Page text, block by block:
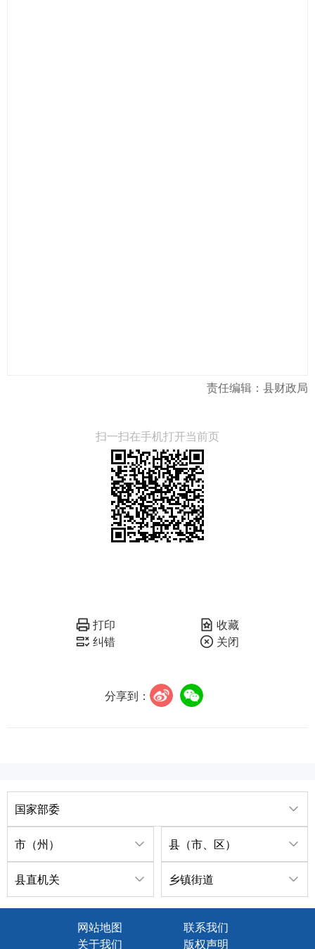
责任编辑：县财政局
扫一扫在手机打开当前页
打印
收藏
纠错
关闭
分享到：
国家部委
市（州） 县（市、区）
县直机关 乡镇街道
网站地图
联系我们
关于我们
版权声明